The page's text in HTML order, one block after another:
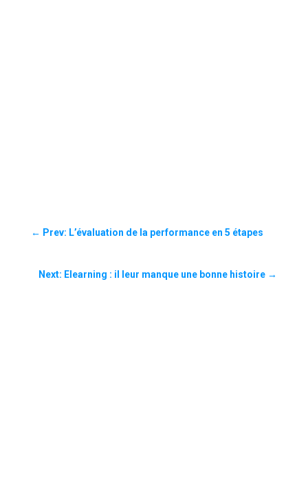
← Prev: L’évaluation de la performance en 5 étapes
Next: Elearning : il leur manque une bonne histoire →